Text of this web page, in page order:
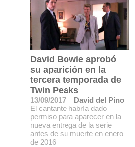
David Bowie aprobó
su aparición en la
tercera temporada de
Twin Peaks
13/09/2017
David del Pino
El cantante habría dado
permiso para aparecer en la
nueva entrega de la serie
antes de su muerte en enero
de 2016